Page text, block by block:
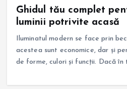
Ghidul tău complet
luminii potrivite acasă
Iluminatul modern se face prin
acestea sunt economice, dar și
de forme, culori și funcții. Dacă